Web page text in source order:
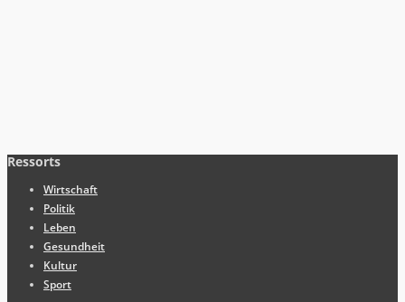
Ressorts
Wirtschaft
Politik
Leben
Gesundheit
Kultur
Sport